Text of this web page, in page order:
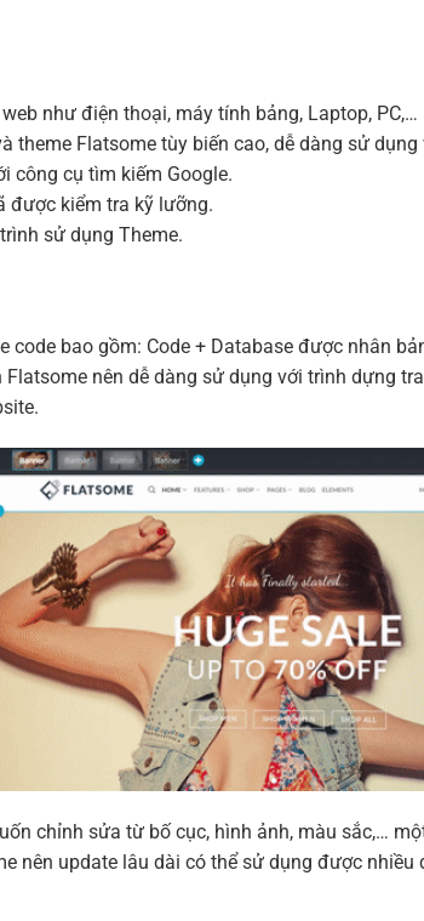
như điện thoại, máy tính bảng, Laptop, PC,…
theme Flatsome tùy biến cao, dễ dàng sử dụng
công cụ tìm kiếm Google.
được kiểm tra kỹ lưỡng.
sử dụng Theme.
bao gồm: Code + Database được nhân
nên dễ dàng sử dụng với trình dựng
chỉnh sửa từ bố cục, hình ảnh, màu sắc,…
nên update lâu dài có thể sử dụng được